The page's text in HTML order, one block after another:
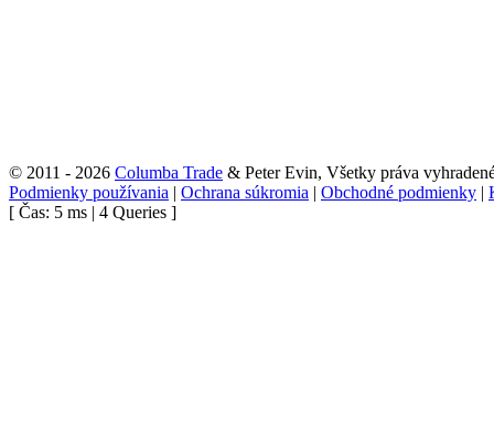
© 2011 - 2026 Columba Trade & Peter Evin, Všetky práva
Podmienky používania | Ochrana súkromia | Obchodné podmienky |
[ Čas: 5 ms | 4 Queries ]